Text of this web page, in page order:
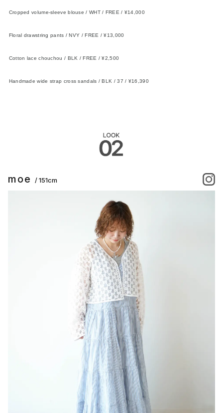
Cropped volume-sleeve blouse / WHT / FREE / ¥14,000
Floral drawstring pants / NVY / FREE / ¥13,000
Cotton lace chouchou / BLK / FREE / ¥2,500
Handmade wide strap cross sandals / BLK / 37 / ¥16,390
moe / 151cm